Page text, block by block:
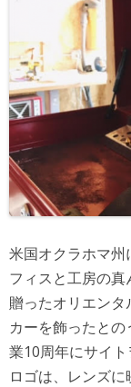
米国オクラホマ州
フィスと工房の
贈ったオリエン
カーを飾ったと
業10周年にサイ
ロゴは、レンズ